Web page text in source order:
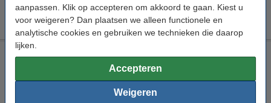
aanpassen. Klik op accepteren om akkoord te gaan. Kiest u
voor weigeren? Dan plaatsen we alleen functionele en
analytische cookies en gebruiken we technieken die daarop
lijken.
Accepteren
Weigeren
Blauw + 1
PLA Filament Polymaker PLA Glow Groen